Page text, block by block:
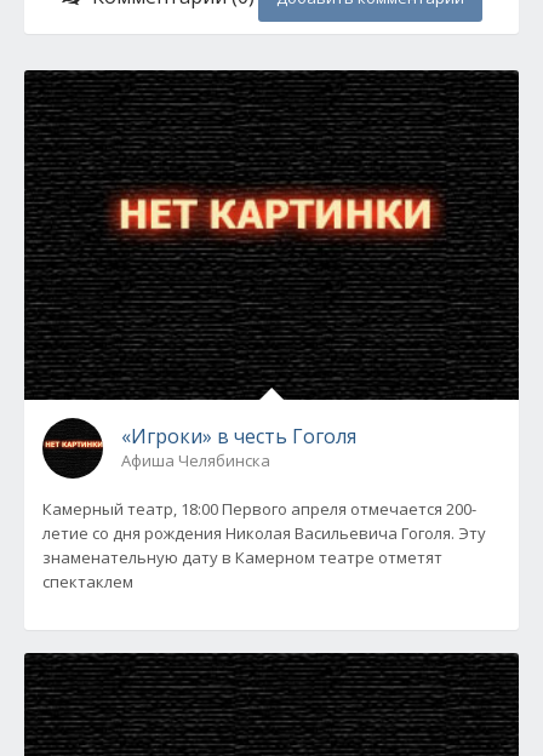
«Игроки» в честь Гоголя
Афиша Челябинска
Камерный театр, 18:00 Первого апреля отмечается 200-
летие со дня рождения Николая Васильевича Гоголя. Эту
знаменательную дату в Камерном театре отметят
спектаклем